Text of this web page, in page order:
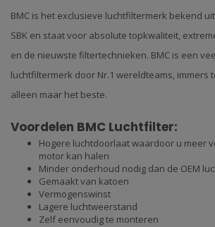
BMC is het exclusieve luchtfiltermerk bekend
SBK en staat voor absolute topkwaliteit,
en de nieuwste filtertechnieken. BMC is een
luchtfiltermerk door Nr.1 wereldteams, immers
alleen maar het beste.
Voordelen BMC Luchtfilter:
Hogere luchtdoorlaat waardoor u meer
motor kan halen
Minder onderhoud nodig dan de OEM
Gemaakt van katoen
Vermogenswinst
Lagere luchtweerstand
Zelf eenvoudig te monteren